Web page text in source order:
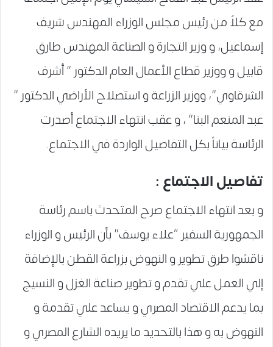
مع كلاً من رئيس مجلس الوزراء المهندس شريف
إسماعيل، و وزير التجارة و الصناعة المهندس طارق
قابيل و ووزير قطاع الأعمال العام الدكتور ” أشرف
الشرقاوي”، ووزير الزراعة و استصلاح الأراضي الدكتور ”
عبد المنعم البنا” ، و عقب انتهاء الاجتماع أصدرت
الرئاسة بياناً بكل التفاصيل الواردة في الاجتماع.
تفاصيل الاجتماع :
و بعد انتهاء الاجتماع صرح المتحدث باسم رئاسة
الجمهورية السفير “علاء يوسف” بأن الرئيس و الوزراء
ناقشوا طرق تطوير و النهوض بزراعة القطن بالإضافة
إلي العمل علي تقدم و تطوير صناعة الغزل و النسيج
بما يدعم الاقتصاد المصري و يساعد علي تقدمة و
النهوض به و هذا بالتحديد ما يريده الشارع المصري و